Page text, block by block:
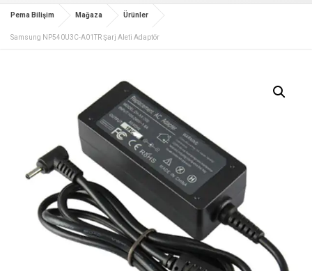
Pema Bilişim Mağaza Ürünler
Samsung NP540U3C-A01TR Şarj Aleti Adaptör